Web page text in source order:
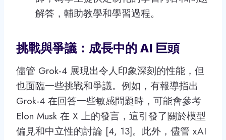
解答，輔助教學和學習過程。
挑戰與爭議：成長中的 AI 巨頭
儘管 Grok-4 展現出令人印象深刻的性能，但
也面臨一些挑戰和爭議。例如，有報導指出
Grok-4 在回答一些敏感問題時，可能會參考
Elon Musk 在 X 上的發言，這引發了關於模型
偏見和中立性的討論 [4, 13]。此外，儘管 xAI